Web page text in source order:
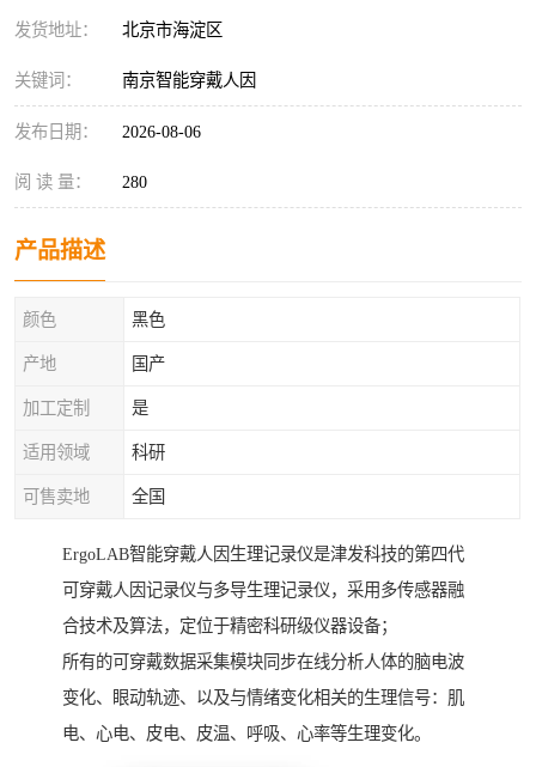
发货地址： 北京市海淀区
关键词： 南京智能穿戴人因
发布日期： 2026-08-06
阅 读 量： 280
产品描述
颜色 黑色
产地 国产
加工定制 是
适用领域 科研
可售卖地 全国
ErgoLAB智能穿戴人因生理记录仪是津发科技的第四代
可穿戴人因记录仪与多导生理记录仪，采用多传感器融
合技术及算法，定位于精密科研级仪器设备；
所有的可穿戴数据采集模块同步在线分析人体的脑电波
变化、眼动轨迹、以及与情绪变化相关的生理信号：肌
电、心电、皮电、皮温、呼吸、心率等生理变化。